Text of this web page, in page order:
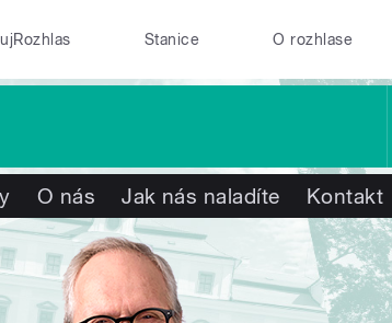
Stanice O rozhlase
O nás Jak nás naladíte Kontakt